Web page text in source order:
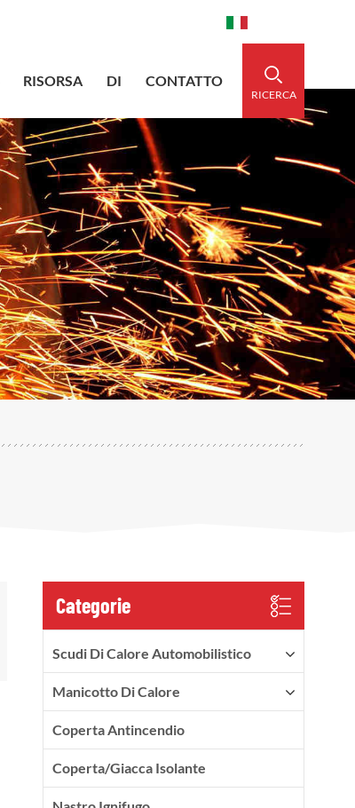
RICERCA
RISORSA DI CONTATTO
Categorie
Scudi Di Calore Automobilistico
Manicotto Di Calore
Coperta Antincendio
Coperta/Giacca Isolante